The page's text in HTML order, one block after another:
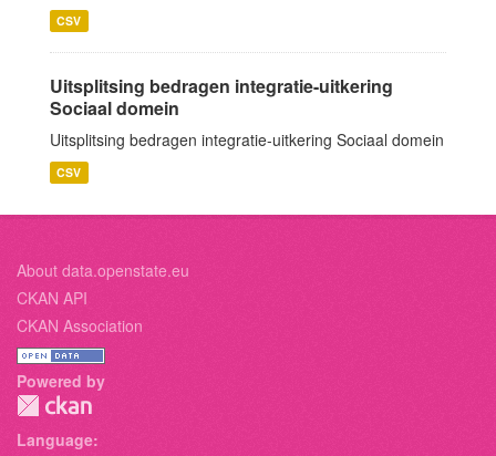
CSV
Uitsplitsing bedragen integratie-uitkering
Sociaal domein
Uitsplitsing bedragen integratie-uitkering Sociaal domein
CSV
About data.openstate.eu
CKAN API
CKAN Association
Powered by
Language